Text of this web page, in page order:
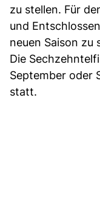
zu stellen. Für
und
neuen Saison zu
Die
September oder
statt.